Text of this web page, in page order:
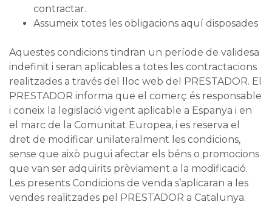
contractar.
Assumeix totes les obligacions aquí disposades
Aquestes condicions tindran un període de validesa
indefinit i seran aplicables a totes les contractacions
realitzades a través del lloc web del PRESTADOR. El
PRESTADOR informa que el comerç és responsable
i coneix la legislació vigent aplicable a Espanya i en
el marc de la Comunitat Europea, i es reserva el
dret de modificar unilateralment les condicions,
sense que això pugui afectar els béns o promocions
que van ser adquirits prèviament a la modificació.
Les presents Condicions de venda s’aplicaran a les
vendes realitzades pel PRESTADOR a Catalunya.